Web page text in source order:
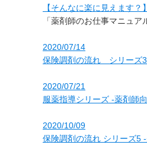
【そんなに楽に見えます
「薬剤師のお仕事マニュア
2020/07/14
保険調剤の流れ シリーズ3
2020/07/21
服薬指導シリーズ ‐薬剤師
2020/10/09
保険調剤の流れ シリーズ5